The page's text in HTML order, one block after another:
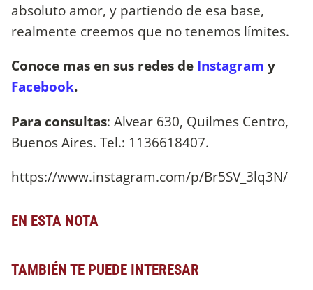
absoluto amor, y partiendo de esa base,
realmente creemos que no tenemos límites.
Conoce mas en sus redes de Instagram y
Facebook.
Para consultas: Alvear 630, Quilmes Centro,
Buenos Aires. Tel.: 1136618407.
https://www.instagram.com/p/Br5SV_3lq3N/
EN ESTA NOTA
TAMBIÉN TE PUEDE INTERESAR